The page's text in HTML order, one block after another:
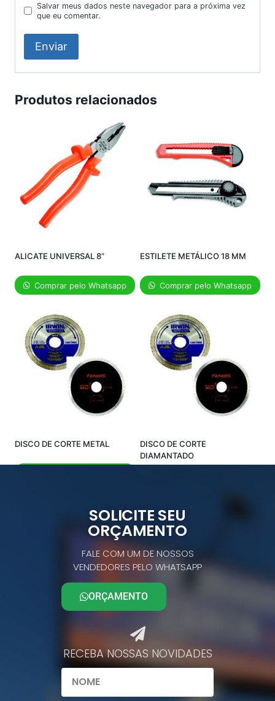
Salvar meus dados neste navegador para a próxima vez
que eu comentar.
Produtos relacionados
ALICATE UNIVERSAL 8”
Comprar pelo Whatsapp
ESTILETE METÁLICO 18 MM
Comprar pelo Whatsapp
DISCO DE CORTE METAL
DISCO DE CORTE
DIAMANTADO
SOLICITE SEU
ORÇAMENTO
FALE COM UM DE NOSSOS
VENDEDORES PELO WHATSAPP
ORÇAMENTO
RECEBA NOSSAS NOVIDADES​